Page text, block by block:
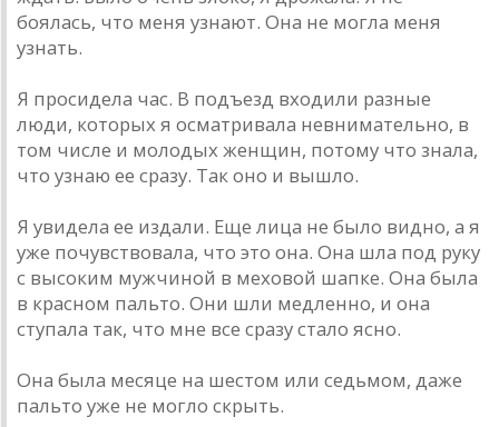
боялась, что меня узнают. Она не могла меня
узнать.
Я просидела час. В подъезд входили разные
люди, которых я осматривала невнимательно, в
том числе и молодых женщин, потому что знала,
что узнаю ее сразу. Так оно и вышло.
Я увидела ее издали. Еще лица не было видно, а я
уже почувствовала, что это она. Она шла под руку
с высоким мужчиной в меховой шапке. Она была
в красном пальто. Они шли медленно, и она
ступала так, что мне все сразу стало ясно.
Она была месяце на шестом или седьмом, даже
пальто уже не могло скрыть.